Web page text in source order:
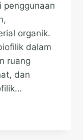
penggunaan
organik.
dalam
ruang
dan